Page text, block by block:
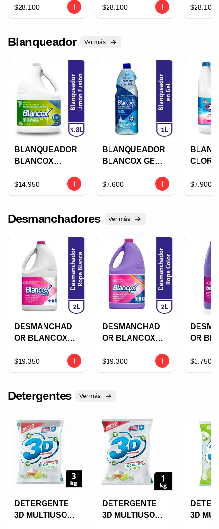
GLADE
ABRAZOS DE
ML
$28.100
GLADE
HAWAIIAN
$28.100
GLADE
$28.100
Blanqueador Ver más
BLANQUEADOR
BLANCOX
SUPER
AHORRO
$14.950
BLANQUEADOR
BLANCOX GEL
TOTAL 1000ML
DESINFECTANT
$7.600 $7.900
Desmanchadores Ver más
DESMANCHAD
OR BLANCOX
ROPA BLANCA
$19.350
DESMANCHAD
OR BLANCOX
ROPA COLOR
$19.300
OR
ROPA
$3.750
Detergentes Ver más
DETERGENTE
3D MULTIUSOS
DETERGENTE
3D MULTIUSOS
3D